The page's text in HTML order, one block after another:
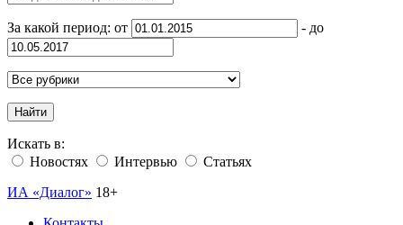
За какой период: от - до
Найти
Искать в:
Новостях
Интервью
Статьях
ИА «Диалог» 18+